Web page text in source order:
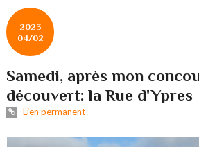
2023
04/02
Samedi, après mon
découvert: la Rue d'Ypres
Lien permanent